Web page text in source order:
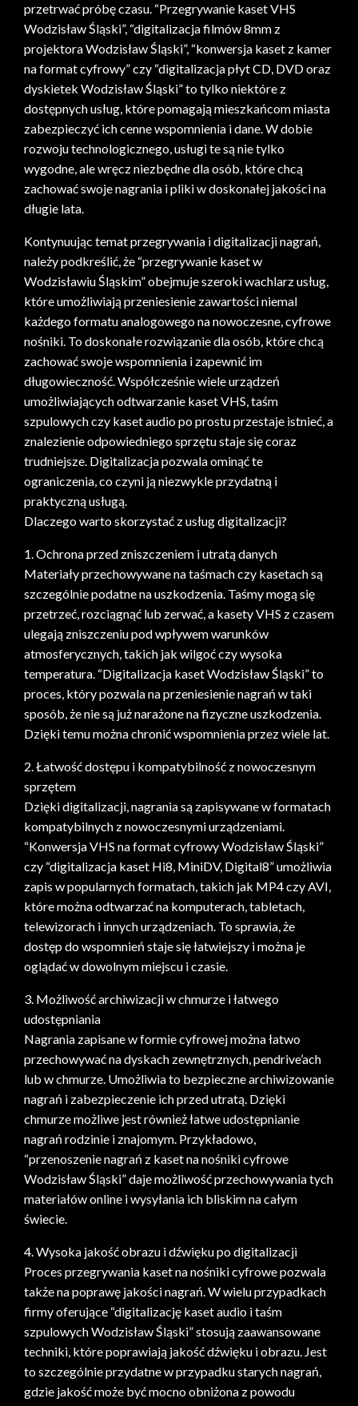
przetrwać próbę czasu. “Przegrywanie kaset VHS
Wodzisław Śląski”, “digitalizacja filmów 8mm z
projektora Wodzisław Śląski”, “konwersja kaset z kamer
na format cyfrowy” czy “digitalizacja płyt CD, DVD oraz
dyskietek Wodzisław Śląski” to tylko niektóre z
dostępnych usług, które pomagają mieszkańcom miasta
zabezpieczyć ich cenne wspomnienia i dane. W dobie
rozwoju technologicznego, usługi te są nie tylko
wygodne, ale wręcz niezbędne dla osób, które chcą
zachować swoje nagrania i pliki w doskonałej jakości na
długie lata.
Kontynuując temat przegrywania i digitalizacji nagrań,
należy podkreślić, że “przegrywanie kaset w
Wodzisławiu Śląskim” obejmuje szeroki wachlarz usług,
które umożliwiają przeniesienie zawartości niemal
każdego formatu analogowego na nowoczesne, cyfrowe
nośniki. To doskonałe rozwiązanie dla osób, które chcą
zachować swoje wspomnienia i zapewnić im
długowieczność. Współcześnie wiele urządzeń
umożliwiających odtwarzanie kaset VHS, taśm
szpulowych czy kaset audio po prostu przestaje istnieć, a
znalezienie odpowiedniego sprzętu staje się coraz
trudniejsze. Digitalizacja pozwala ominąć te
ograniczenia, co czyni ją niezwykle przydatną i
praktyczną usługą.
Dlaczego warto skorzystać z usług digitalizacji?
1. Ochrona przed zniszczeniem i utratą danych
Materiały przechowywane na taśmach czy kasetach są
szczególnie podatne na uszkodzenia. Taśmy mogą się
przetrzeć, rozciągnąć lub zerwać, a kasety VHS z czasem
ulegają zniszczeniu pod wpływem warunków
atmosferycznych, takich jak wilgoć czy wysoka
temperatura. “Digitalizacja kaset Wodzisław Śląski” to
proces, który pozwala na przeniesienie nagrań w taki
sposób, że nie są już narażone na fizyczne uszkodzenia.
Dzięki temu można chronić wspomnienia przez wiele lat.
2. Łatwość dostępu i kompatybilność z nowoczesnym
sprzętem
Dzięki digitalizacji, nagrania są zapisywane w formatach
kompatybilnych z nowoczesnymi urządzeniami.
“Konwersja VHS na format cyfrowy Wodzisław Śląski”
czy “digitalizacja kaset Hi8, MiniDV, Digital8” umożliwia
zapis w popularnych formatach, takich jak MP4 czy AVI,
które można odtwarzać na komputerach, tabletach,
telewizorach i innych urządzeniach. To sprawia, że
dostęp do wspomnień staje się łatwiejszy i można je
oglądać w dowolnym miejscu i czasie.
3. Możliwość archiwizacji w chmurze i łatwego
udostępniania
Nagrania zapisane w formie cyfrowej można łatwo
przechowywać na dyskach zewnętrznych, pendrive’ach
lub w chmurze. Umożliwia to bezpieczne archiwizowanie
nagrań i zabezpieczenie ich przed utratą. Dzięki
chmurze możliwe jest również łatwe udostępnianie
nagrań rodzinie i znajomym. Przykładowo,
“przenoszenie nagrań z kaset na nośniki cyfrowe
Wodzisław Śląski” daje możliwość przechowywania tych
materiałów online i wysyłania ich bliskim na całym
świecie.
4. Wysoka jakość obrazu i dźwięku po digitalizacji
Proces przegrywania kaset na nośniki cyfrowe pozwala
także na poprawę jakości nagrań. W wielu przypadkach
firmy oferujące “digitalizację kaset audio i taśm
szpulowych Wodzisław Śląski” stosują zaawansowane
techniki, które poprawiają jakość dźwięku i obrazu. Jest
to szczególnie przydatne w przypadku starych nagrań,
gdzie jakość może być mocno obniżona z powodu